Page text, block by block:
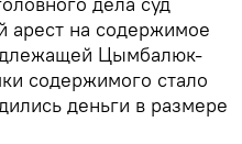
арест на содержимое
Цымбалюк-
содержимого стало
деньги в размере